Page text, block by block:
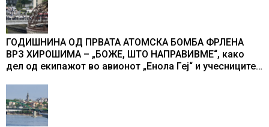
ГОДИШНИНА ОД ПРВАТА АТОМСКА БОМБА ФРЛЕНА
ВРЗ ХИРОШИМА – „БОЖЕ, ШТО НАПРАВИВМЕ“, како
дел од екипажот во авионот „Енола Геј“ и учесниците
промени текот на историјата